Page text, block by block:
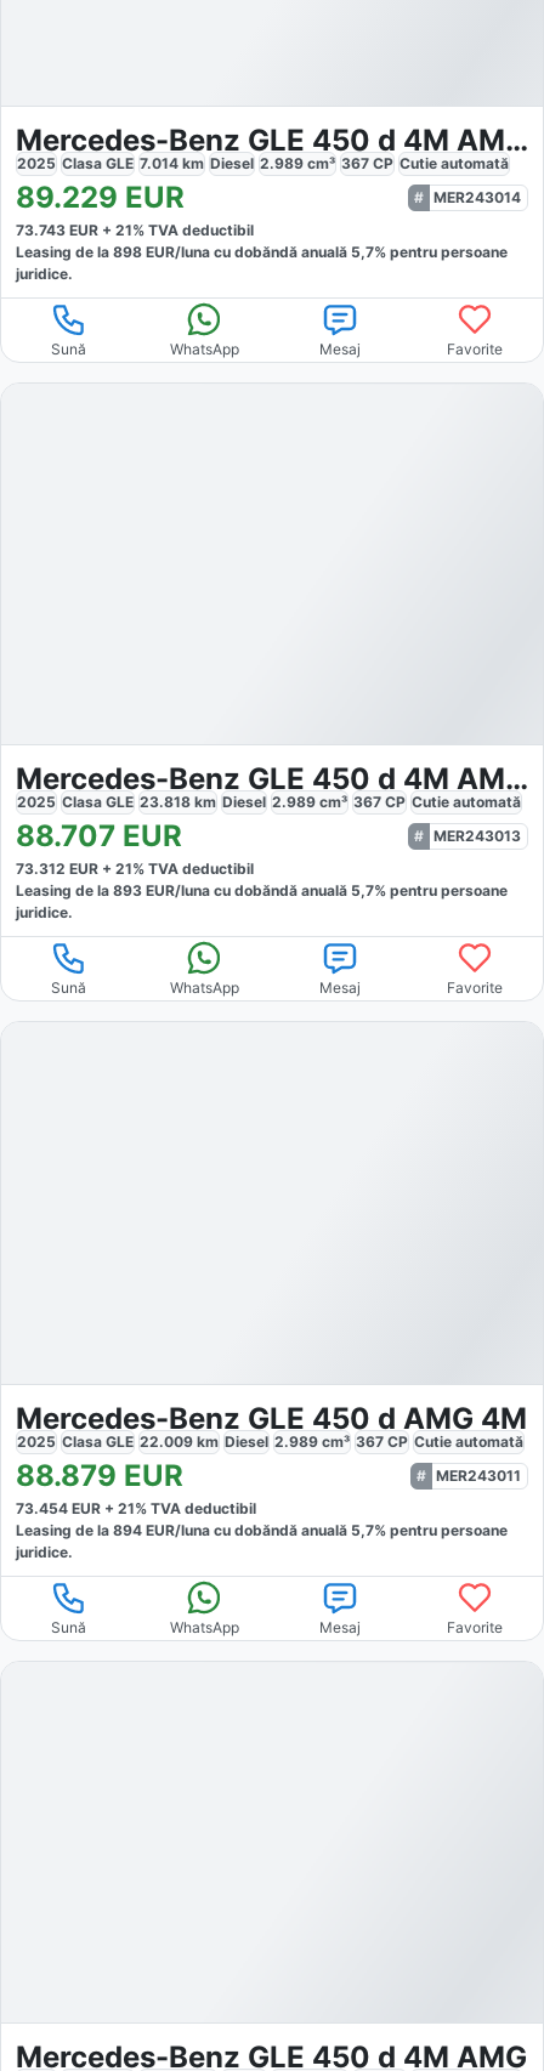
Mercedes-Benz GLE 450 d 4M AMG Night NAV AIRMAT PSD
2025 Clasa GLE 7.014 km Diesel 2.989 cm³ 367 CP Cutie automată
89.229 EUR
MER243014
73.743 EUR + 21% TVA deductibil
Leasing de la 898 EUR/luna cu dobăndă anuală 5,7% pentru persoane
juridice.
Sună WhatsApp Mesaj Favorite
Mercedes-Benz GLE 450 d 4M AMG Premium Night Airmatic
2025 Clasa GLE 23.818 km Diesel 2.989 cm³ 367 CP Cutie automată
88.707 EUR
MER243013
73.312 EUR + 21% TVA deductibil
Leasing de la 893 EUR/luna cu dobăndă anuală 5,7% pentru persoane
juridice.
Sună WhatsApp Mesaj Favorite
Mercedes-Benz GLE 450 d AMG 4M
2025 Clasa GLE 22.009 km Diesel 2.989 cm³ 367 CP Cutie automată
88.879 EUR
MER243011
73.454 EUR + 21% TVA deductibil
Leasing de la 894 EUR/luna cu dobăndă anuală 5,7% pentru persoane
juridice.
Sună WhatsApp Mesaj Favorite
Mercedes-Benz GLE 450 d 4M AMG